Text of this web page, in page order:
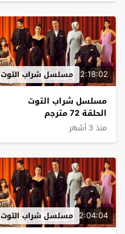
2:18:02 مسلسل شراب التوت
مسلسل شراب التوت
الحلقة 72 مترجم
منذ 3 أشهر
2:04:04 مسلسل شراب التوت